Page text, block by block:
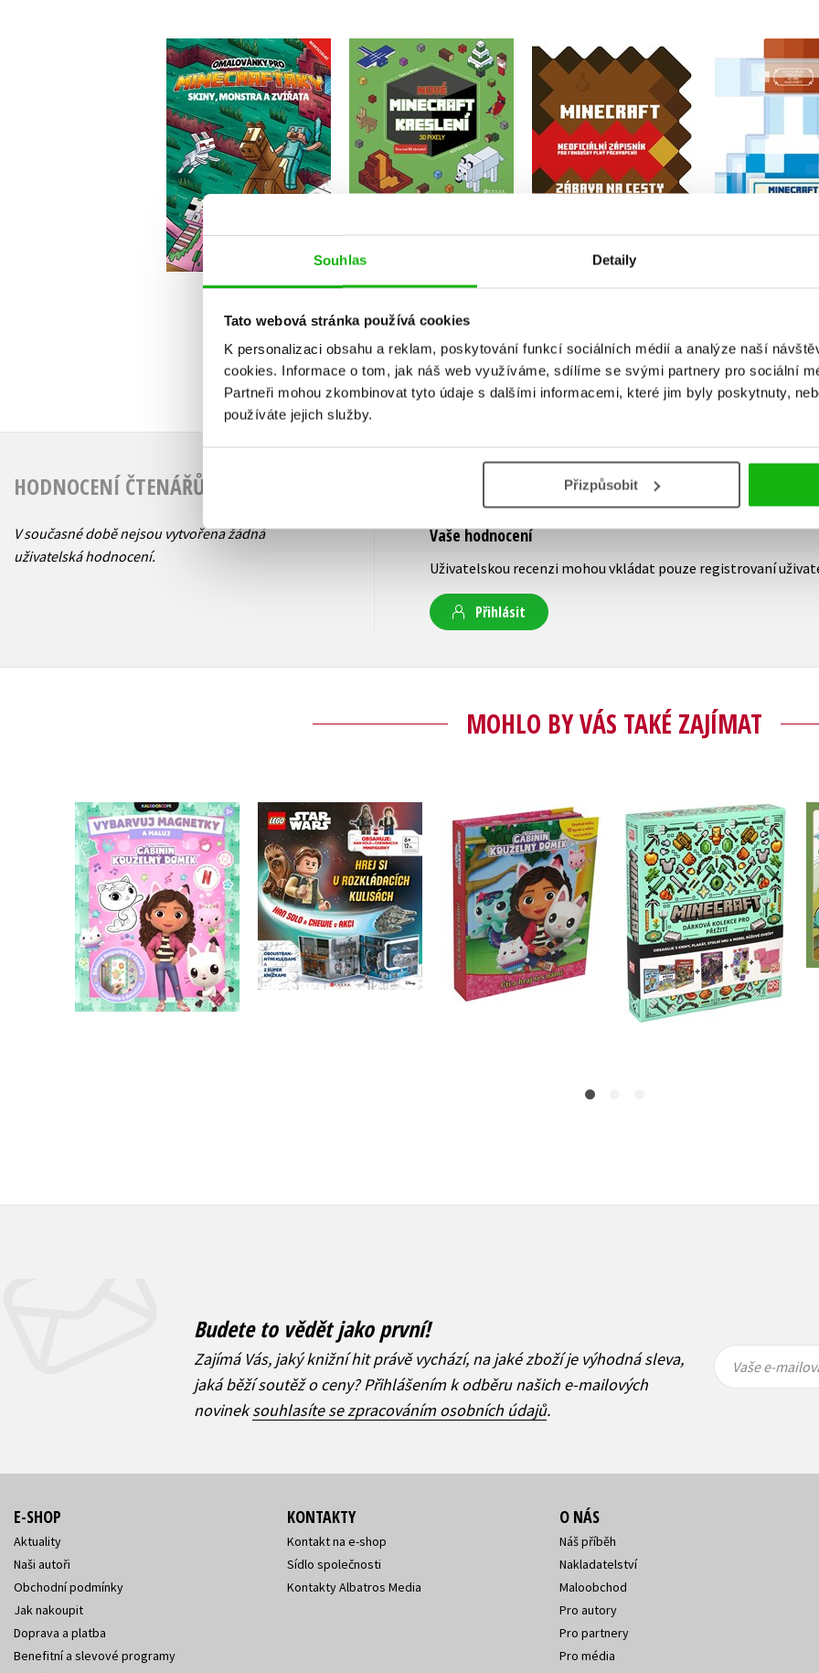
Souhlas Detaily
Tato webová stránka používá cookies
K personalizaci obsahu a reklam, poskytování funkcí sociálních médií a analýze naší
cookies. Informace o tom, jak náš web využíváme, sdílíme se svými partnery pro sociální
Partneři mohou zkombinovat tyto údaje s dalšími informacemi, které jim byly poskytnuty,
používáte jejich služby.
Přizpůsobit
Omalovánky pro
Minecrafťáky
Pavla Navrátilová Filip
Do košíku
Nové Minecraft
kreslení
Kolektiv
Minecraft – zábava na
Kolektiv
329 Kč
263 Kč
Minecraft
HODNOCENÍ ČTENÁŘŮ
V současné době nejsou vytvořena žádná
uživatelská hodnocení.
Vaše hodnocení
Uživatelskou recenzi mohou vkládat pouze registrovaní
Přihlásit
MOHLO BY VÁS TAKÉ ZAJÍMAT
Gábinin kouzelný
domek - Vybarvuj
magnetky
Kolektiv
Do košíku
LEGO® Star Wars™
Han Solo a Chewie v
akci
Kolektiv
Do košíku
Gábinin kouzelný
domek - Čti a hraj si s
námi
Kolektiv
Minecraft - Dárková
kolekce pro přežití
Kolektiv
Do košíku
479 Kč
Budete to vědět jako první!
Zajímá Vás, jaký knižní hit právě vychází, na jaké zboží je výhodná sleva,
jaká běží soutěž o ceny? Přihlášením k odběru našich e-mailových
novineksouhlasíte se zpracováním osobních údajů.
mailová
mailová
Vaše e-
E-SHOP
Aktuality
Naši autoři
Obchodní podmínky
Jak nakoupit
Doprava a platba
Benefitní a slevové programy
KONTAKTY
Kontakt na e-shop
Sídlo společnosti
Kontakty Albatros Media
O NÁS
Náš příběh
Nakladatelství
Maloobchod
Pro autory
Pro partnery
Pro média